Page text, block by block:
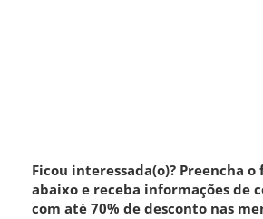
Ficou interessada(o)? Preencha
abaixo e receba informações de
com até 70% de desconto nas